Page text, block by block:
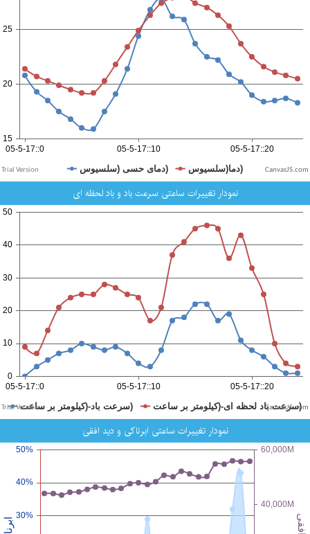
CanvasJS.com
نمودار تغییرات ساعتی سرعت باد و باد لحظه ای
CanvasJS.com
نمودار تغییرات ساعتی ابرناکی و دید افقی